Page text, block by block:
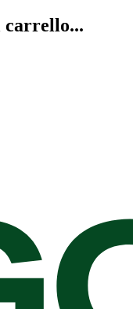
carrello...